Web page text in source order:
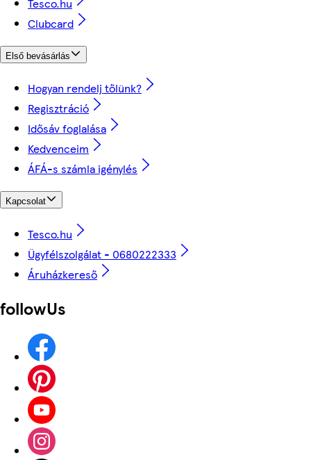
Clubcard
Első bevásárlás
Hogyan rendelj tőlünk?
Regisztráció
Idősáv foglalása
Kedvenceim
ÁFÁ-s számla igénylés
Kapcsolat
Tesco.hu
Ügyfélszolgálat - 0680222333
Áruházkereső
followUs